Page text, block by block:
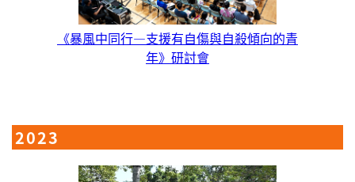
《暴風中同行—支援有自傷與自殺傾向的青
年》研討會
2023